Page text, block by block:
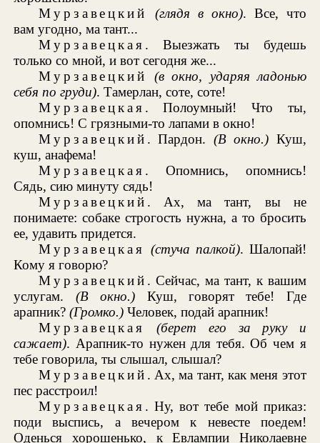
Мурзавецкий
(глядя в окно). Все, что
вам угодно, ма тант...
Мурзавецкая . Выезжать ты будешь
только со мной, и вот сегодня же...
Мурзавецкий
(в окно, ударяя ладонью
себя по груди). Тамерлан, соте, соте!
Мурзавецкая . Полоумный! Что ты,
опомнись! С грязными-то лапами в окно!
Мурзавецкий . Пардон. (В окно.) Куш,
куш, анафема!
Мурзавецкая . Опомнись, опомнись!
Сядь, сию минуту сядь!
Мурзавецкий . Ах, ма тант, вы не
понимаете: собаке строгость нужна, а то бросить
ее, удавить придется.
Мурзавецкая (стуча палкой). Шалопай!
Кому я говорю?
Мурзавецкий . Сейчас, ма тант, к вашим
услугам. (В окно.) Куш, говорят тебе! Где
арапник?(Громко.) Человек, подай арапник!
Мурзавецкая
(берет его за руку и
сажает). Арапник-то нужен для тебя. Об чем я
тебе говорила, ты слышал, слышал?
Мурзавецкий . Ах, ма тант, как меня этот
пес расстроил!
Мурзавецкая . Ну, вот тебе мой приказ:
поди выспись, а вечером к невесте поедем!
Оденься хорошенько, к Евлампии Николаевне